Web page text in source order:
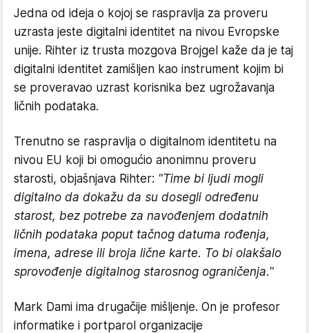
Jedna od ideja o kojoj se raspravlja za proveru
uzrasta jeste digitalni identitet na nivou Evropske
unije. Rihter iz trusta mozgova Brojgel kaže da je taj
digitalni identitet zamišljen kao instrument kojim bi
se proveravao uzrast korisnika bez ugrožavanja
ličnih podataka.
Trenutno se raspravlja o digitalnom identitetu na
nivou EU koji bi omogućio anonimnu proveru
starosti, objašnjava Rihter: "Time bi ljudi mogli
digitalno da dokažu da su dosegli određenu
starost, bez potrebe za navođenjem dodatnih
ličnih podataka poput tačnog datuma rođenja,
imena, adrese ili broja lične karte. To bi olakšalo
sprovođenje digitalnog starosnog ograničenja."
Mark Dami ima drugačije mišljenje. On je profesor
informatike i portparol organizacije